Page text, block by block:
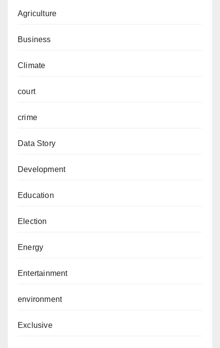
Agriculture
Business
Climate
court
crime
Data Story
Development
Education
Election
Energy
Entertainment
environment
Exclusive